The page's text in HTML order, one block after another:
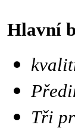
Hlavní
Tři